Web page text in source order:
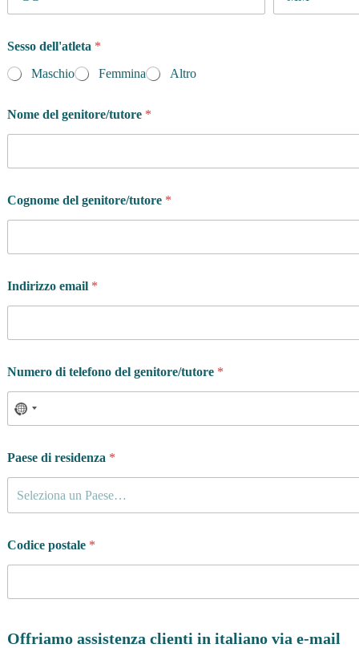
Sesso dell'atleta *
Maschio
Femmina Altro
Nome del genitore/tutore *
Cognome del genitore/tutore *
Indirizzo email *
Numero di telefono del genitore/tutore *
Paese di residenza *
Seleziona un Paese…
Codice postale *
Offriamo assistenza clienti in italiano via e-mail